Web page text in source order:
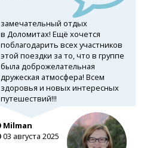
замечательный отдых
в Доломитах! Ещё хочется
поблагодарить всех участников
этой поездки за то, что в группе
была доброжелательная
дружеская атмосфера! Всем
здоровья и новых интересных
путешествий!!!
Milman
03 августа 2025